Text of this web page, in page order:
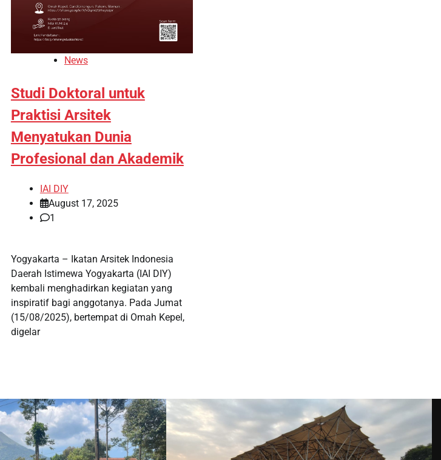
News
Studi Doktoral untuk
Praktisi Arsitek
Menyatukan Dunia
Profesional dan Akademik
IAI DIY
August 17, 2025
1
Yogyakarta – Ikatan Arsitek Indonesia
Daerah Istimewa Yogyakarta (IAI DIY)
kembali menghadirkan kegiatan yang
inspiratif bagi anggotanya. Pada Jumat
(15/08/2025), bertempat di Omah Kepel,
digelar